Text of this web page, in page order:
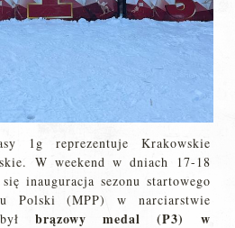
1g reprezentuje Krakowskie
W weekend w dniach 17-18
inauguracja sezonu startowego
Polski (MPP) w narciarstwie
brązowy medal (P3) w